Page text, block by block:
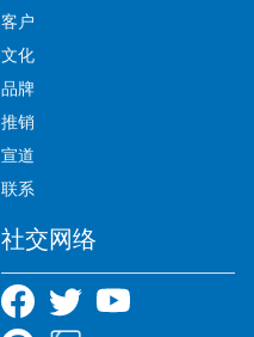
客户
文化
品牌
推销
宣道
联系
社交网络